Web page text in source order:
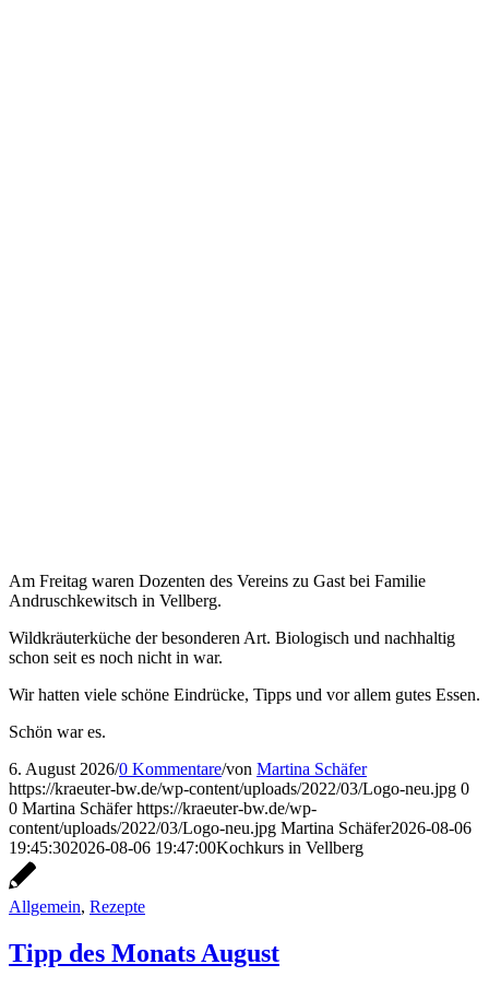
Am Freitag waren Dozenten des Vereins zu Gast bei Familie
Andruschkewitsch in Vellberg.
Wildkräuterküche der besonderen Art. Biologisch und nachhaltig
schon seit es noch nicht in war.
Wir hatten viele schöne Eindrücke, Tipps und vor allem gutes Essen.
Schön war es.
6. August 2026/0 Kommentare/von Martina Schäfer
https://kraeuter-bw.de/wp-content/uploads/2022/03/Logo-neu.jpg 0
0 Martina Schäfer https://kraeuter-bw.de/wp-
content/uploads/2022/03/Logo-neu.jpg Martina Schäfer2026-08-06
19:45:302026-08-06 19:47:00Kochkurs in Vellberg
Allgemein, Rezepte
Tipp des Monats August